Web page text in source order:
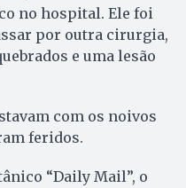
no hospital. Ele foi
por outra cirurgia,
e uma lesão
com os noivos
feridos.
“Daily Mail”, o